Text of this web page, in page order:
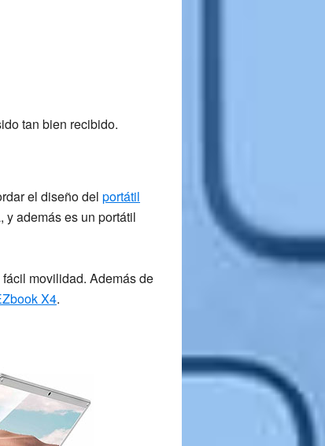
tan bien recibido.
el diseño del portátil
además es un portátil
movilidad. Además de
X4.